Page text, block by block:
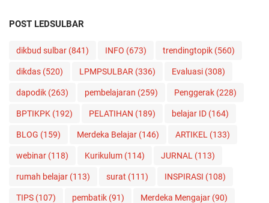
POST LEDSULBAR
dikbud sulbar (841) INFO (673) trendingtopik (560)
dikdas (520) LPMPSULBAR (336) Evaluasi (308)
dapodik (263) pembelajaran (259) Penggerak (228)
BPTIKPK (192) PELATIHAN (189) belajar ID (164)
BLOG (159) Merdeka Belajar (146) ARTIKEL (133)
webinar (118) Kurikulum (114) JURNAL (113)
rumah belajar (113) surat (111) INSPIRASI (108)
TIPS (107) pembatik (91) Merdeka Mengajar (90)